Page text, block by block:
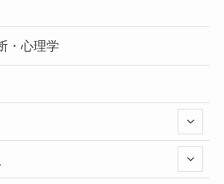
・心理学